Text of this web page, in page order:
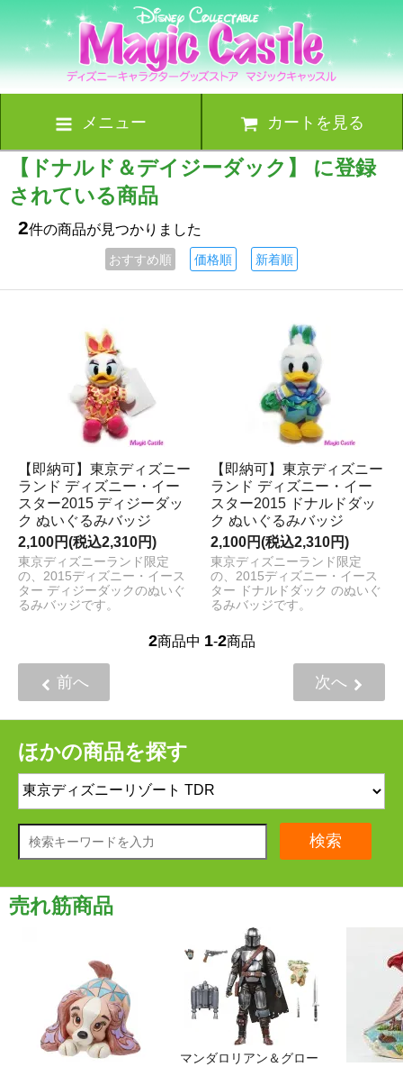
メニュー カートを見る
【ドナルド＆デイジーダック】 に登録
されている商品
2件の商品が見つかりました
おすすめ順 価格順 新着順
【即納可】東京ディズニー
ランド ディズニー・イー
スター2015 ディジーダッ
ク ぬいぐるみバッジ
2,100円(税込2,310円)
東京ディズニーランド限定
の、2015ディズニー・イース
ター ディジーダックのぬいぐ
るみバッジです。
【即納可】東京ディズニー
ランド ディズニー・イー
スター2015 ドナルドダッ
ク ぬいぐるみバッジ
2,100円(税込2,310円)
東京ディズニーランド限定
の、2015ディズニー・イース
ター ドナルドダック のぬいぐ
るみバッジです。
2商品中 1-2商品
前へ 次へ
ほかの商品を探す
検索
売れ筋商品
マンダロリアン＆グロー